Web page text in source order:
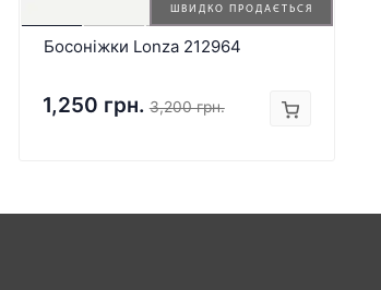
ШВИДКО ПРОДАЄТЬСЯ
Босоніжки Lonza 212964
1,250 грн. 3,200 грн.